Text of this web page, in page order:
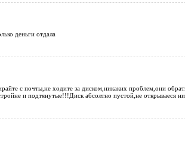
деньги отдала
с почты,не ходите за диском,никаких проблем,они
и подтянутые!!!Диск абсолтно пустой,не открываеся